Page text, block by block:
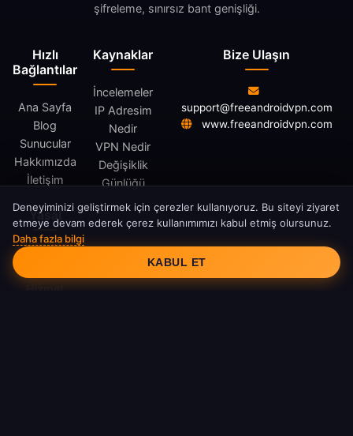
Hızlı
Bağlantılar
Ana Sayfa
Blog
Sunucular
Hakkımızda
İletişim
Kaynaklar
İncelemeler
IP Adresim
Nedir
VPN Nedir
Değişiklik
Günlüğü
Yasal
Hizmet
şifreleme, sınırsız bant genişliği.
Bize Ulaşın
support@freeandroidvpn.com
www.freeandroidvpn.com
Çerez Onayı
Deneyiminizi geliştirmek için çerezler kullanıyoruz. Bu siteyi ziyaret
etmeye devam ederek çerez kullanımımızı kabul etmiş olursunuz.
Daha fazla bilgi
KABUL ET